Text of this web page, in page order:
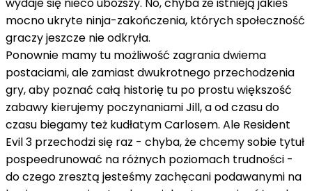
mocno ukryte ninja-zakończenia, których społeczność
graczy jeszcze nie odkryła.
Ponownie mamy tu możliwość zagrania dwiema
postaciami, ale zamiast dwukrotnego przechodzenia
gry, aby poznać całą historię tu po prostu większość
zabawy kierujemy poczynaniami Jill, a od czasu do
czasu biegamy też kudłatym Carlosem. Ale Resident
Evil 3 przechodzi się raz - chyba, że chcemy sobie tytuł
pospeedrunować na różnych poziomach trudności -
do czego zresztą jesteśmy zachęcani podawanymi na